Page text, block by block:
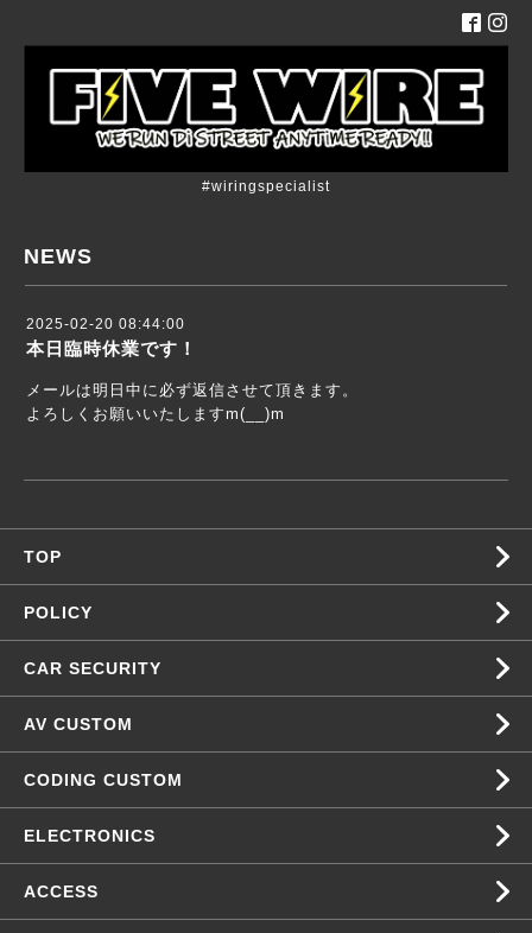
#wiringspecialist
NEWS
2025-02-20 08:44:00
本日臨時休業です！
メールは明日中に必ず返信させて頂きます。
よろしくお願いいたしますm(__)m
TOP
POLICY
CAR SECURITY
AV CUSTOM
CODING CUSTOM
ELECTRONICS
ACCESS